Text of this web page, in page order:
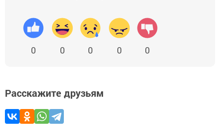
0 0 0 0 0
Расскажите друзьям